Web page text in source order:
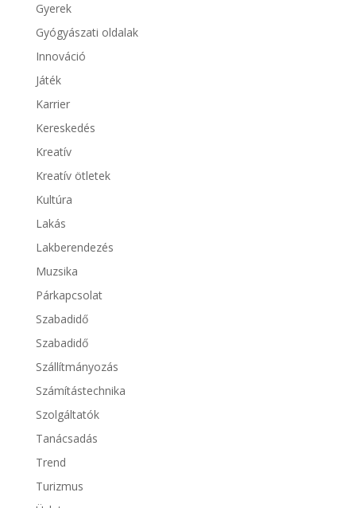
Gyerek
Gyógyászati oldalak
Innováció
Játék
Karrier
Kereskedés
Kreatív
Kreatív ötletek
Kultúra
Lakás
Lakberendezés
Muzsika
Párkapcsolat
Szabadidő
Szabadidő
Szállítmányozás
Számítástechnika
Szolgáltatók
Tanácsadás
Trend
Turizmus